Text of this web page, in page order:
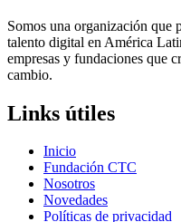
Somos una organización que
talento digital en América
empresas y fundaciones que
cambio.
Links útiles
Inicio
Fundación CTC
Nosotros
Novedades
Políticas de privacidad